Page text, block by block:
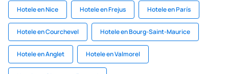
Hotele en Nice Hotele en Frejus Hotele en París
Hotele en Courchevel Hotele en Bourg-Saint-Maurice
Hotele en Anglet Hotele en Valmorel